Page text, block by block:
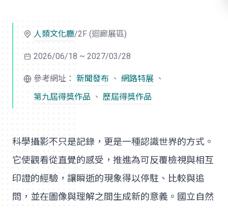
人類文化廳/2F (迴廊展區)
2026/06/18 ~ 2027/03/28
參考網址： 新聞發布 、 網路特展 、
第九屆得獎作品 、 歷屆得獎作品
科學攝影不只是記錄，更是一種認識世界的方式。
它使觀看從直覺的感受，推進為可反覆檢視與相互
印證的經驗，讓瞬逝的現象得以停駐、比較與追
問，並在圖像與理解之間生成新的意義。國立自然